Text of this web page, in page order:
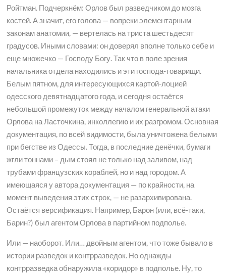
Ройтман. Подчеркнём: Орлов был разведчиком до мозга
костей. А значит, его голова — вопреки элементарным
законам анатомии, — вертелась на триста шестьдесят
градусов. Иными словами: он доверял вполне только себе и
еще множечко — Господу Богу. Так что в поле зрения
начальника отдела находились и эти господа-товарищи.
Белым пятном, для интересующихся картой-лоцией
одесского девятнадцатого года, и сегодня остаётся
небольшой промежуток между началом генеральной атаки
Орлова на Ласточкина, инколлегию и их разгромом. Основная
документация, по всей видимости, была уничтожена белыми
при бегстве из Одессы. Тогда, в последние денёчки, бумаги
жгли тоннами – дым стоял не только над заливом, над
трубами французских кораблей, но и над городом. А
имеющаяся у автора документация — по крайности, на
момент выведения этих строк, — не разархивирована.
Остаётся версификация. Например, Барон (или, всё-таки,
Барин?) был агентом Орлова в партийном подполье.
Или — наоборот. Или… двойным агентом, что тоже бывало в
истории разведок и контрразведок. Но однажды
контрразведка обнаружила «коридор» в подполье. Ну, то